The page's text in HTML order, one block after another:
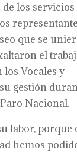
los
que se
el
Vocales y
gestión
Nacional.
labor, porque
hemos